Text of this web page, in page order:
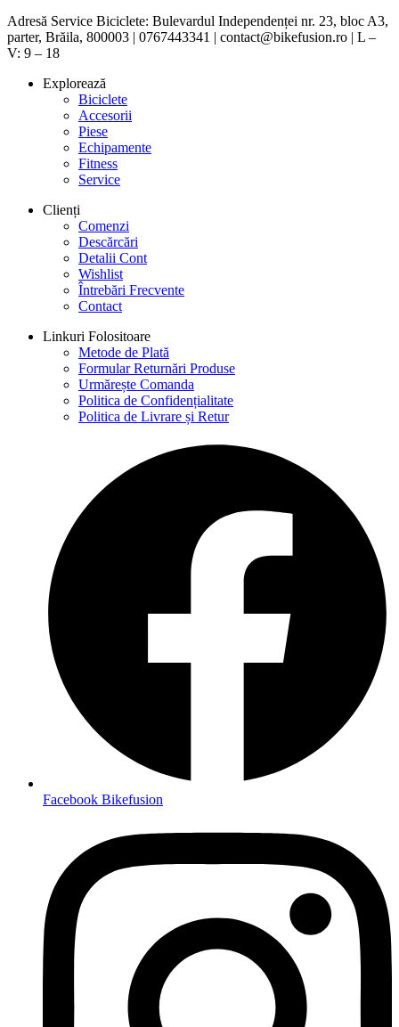
Adresă Service Biciclete: Bulevardul Independenței nr. 23, bloc A3,
parter, Brăila, 800003 | 0767443341 | contact@bikefusion.ro | L –
V: 9 – 18
Explorează
Biciclete
Accesorii
Piese
Echipamente
Fitness
Service
Clienți
Comenzi
Descărcări
Detalii Cont
Wishlist
Întrebări Frecvente
Contact
Linkuri Folositoare
Metode de Plată
Formular Returnări Produse
Urmărește Comanda
Politica de Confidențialitate
Politica de Livrare și Retur
Facebook Bikefusion